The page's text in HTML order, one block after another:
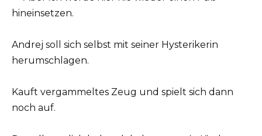
hineinsetzen.
Andrej soll sich selbst mit seiner Hysterikerin
herumschlagen.
Kauft vergammeltes Zeug und spielt sich dann
noch auf.